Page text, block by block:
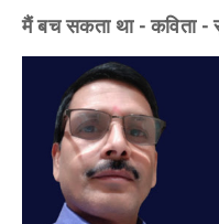
मैं बच सकता था - कविता -